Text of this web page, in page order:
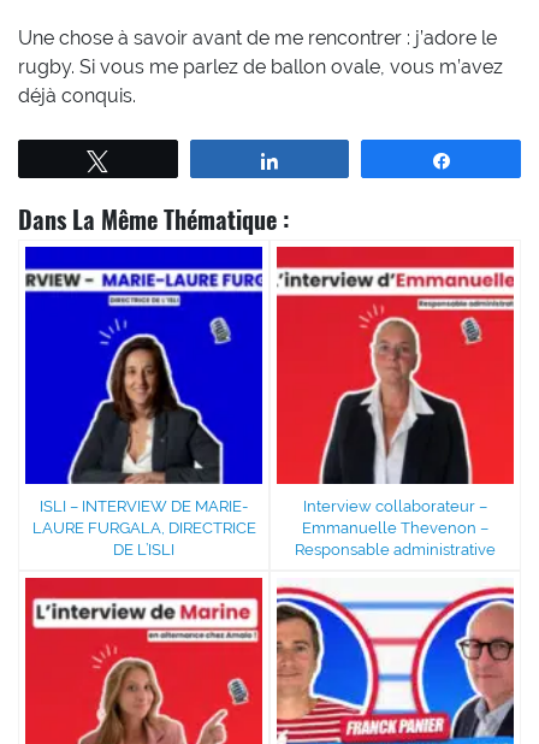
Une chose à savoir avant de me rencontrer : j’adore le
rugby. Si vous me parlez de ballon ovale, vous m’avez
déjà conquis.
Dans La Même Thématique :
ISLI – INTERVIEW DE MARIE-
LAURE FURGALA, DIRECTRICE
DE L’ISLI
Interview collaborateur –
Emmanuelle Thevenon –
Responsable administrative